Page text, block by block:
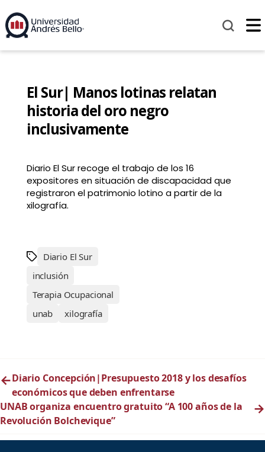
El Sur| Manos lotinas relatan
historia del oro negro
inclusivamente
Diario El Sur recoge el trabajo de los 16
expositores en situación de discapacidad que
registraron el patrimonio lotino a partir de la
xilografía.
Diario El Sur
inclusión
Terapia Ocupacional
unab
xilografía
←Diario Concepción|Presupuesto 2018 y los desafíos
económicos que deben enfrentarse
UNAB organiza encuentro gratuito “A 100 años de la
Revolución Bolchevique”
→